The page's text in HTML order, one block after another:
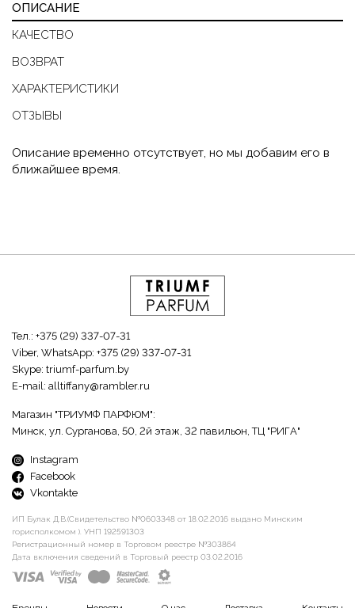
ОПИСАНИЕ
КАЧЕСТВО
ВОЗВРАТ
ХАРАКТЕРИСТИКИ
ОТЗЫВЫ
Описание временно отсутствует, но мы добавим его в
ближайшее время.
Тел.: +375 (29) 337-07-31
Viber, WhatsApp: +375 (29) 337-07-31
Skype: triumf-parfum.by
E-mail: alltiffany@rambler.ru
Магазин "ТРИУМФ ПАРФЮМ":
Минск, ул. Сурганова, 50, 2й этаж, 32 павильон, ТЦ "РИГА"
Instagram
Facebook
Vkontakte
ИП Булак Д.В.(Свидетельство №0603348 от 18.02.2016 выдано Минским
горисполкомом ). УНП 192591303
Регистрационный номер в Торговом реестре №303864
Дата включения сведений в Торговый реестр 03.02.2016